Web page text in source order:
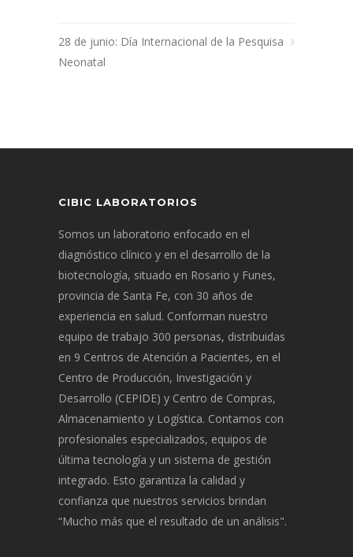
28 de junio: Día Internacional de la Pesquisa
Neonatal
CIBIC LABORATORIOS
Somos un laboratorio enfocado en el
diagnóstico clínico y en el desarrollo de la
biotecnología, situado en Rosario y Funes,
provincia de Santa Fe, con 30 años de
experiencia en salud. Conforman nuestro
equipo de trabajo 300 personas, distribuidas
en 9 Centros de Atención a Pacientes, en el
Centro de Producción, Investigación y
Desarrollo (CEPIDE) y Centro de Compras,
Almacenamiento y Logística. Contamos con
profesionales especializados, equipos de
última tecnología y un sistema de gestión
integrado. Esto garantiza la calidad y
confianza que nuestros servicios brindan
“Mucho más que el resultado de un análisis".